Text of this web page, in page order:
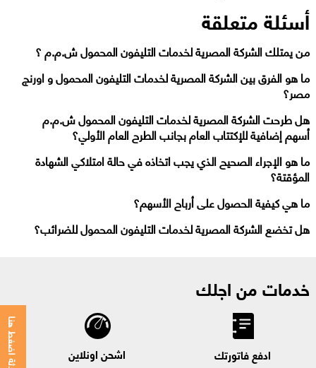
أسئلة متعلقة
من يمتلك الشركة المصرية لخدمات التليفون المحمول ش.م.م ؟
ما هو الفرق بين الشركة المصرية لخدمات التليفون المحمول و اورنج
مصر؟
هل طرحت الشركة المصرية لخدمات التليفون المحمول ش.م.م
أسهم إضافية للإكتتاب العام بجانب الطرح العام الأولي؟
ما هو الإجراء الصحيح الذي يجب اتخاذه في حالة امتلاكي الشهادة
المؤقتة؟
ما هي كيفية الحصول على أرباح الأسهم؟
هل تخضع الشركة المصرية لخدمات التليفون المحمول للضرائب؟
خدمات من اجلك
ادفع فاتورتك اشحن اونلاين